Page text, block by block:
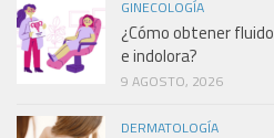
GINECOLOGÍA
¿Cómo obtener
e indolora?
9 AGOSTO, 2026
DERMATOLOGÍA